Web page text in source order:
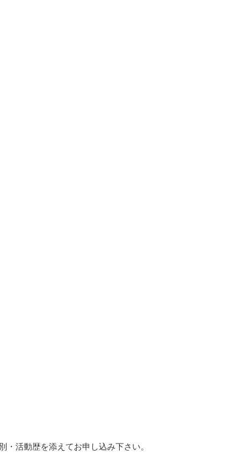
活動歴を添えてお申し込み下さい。